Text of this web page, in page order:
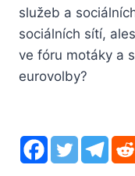
služeb a
sociálních sítí,
ve fóru motáky a
eurovolby?